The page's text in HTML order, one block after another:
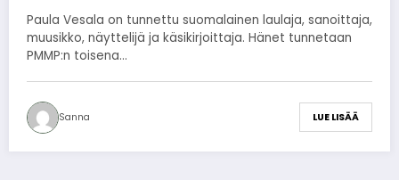
Paula Vesala on tunnettu suomalainen laulaja, sanoittaja,
muusikko, näyttelijä ja käsikirjoittaja. Hänet tunnetaan
PMMP:n toisena…
Sanna LUE LISÄÄ